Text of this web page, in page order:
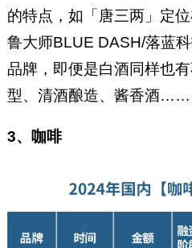
的特点，如「唐三两」定
鲁大师BLUE DASH/落蓝
品牌，即便是白酒同样也
型、清酒酿造、酱香酒……
3、咖啡